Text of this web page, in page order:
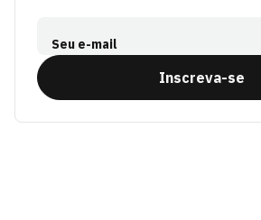
Seu e-mail
Inscreva-se